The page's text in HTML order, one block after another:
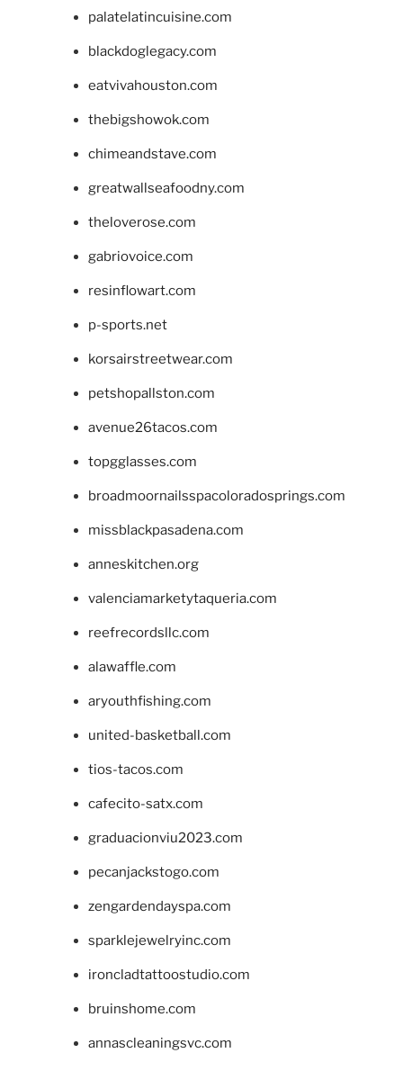
palatelatincuisine.com
blackdoglegacy.com
eatvivahouston.com
thebigshowok.com
chimeandstave.com
greatwallseafoodny.com
theloverose.com
gabriovoice.com
resinflowart.com
p-sports.net
korsairstreetwear.com
petshopallston.com
avenue26tacos.com
topgglasses.com
broadmoornailsspacoloradosprings.com
missblackpasadena.com
anneskitchen.org
valenciamarketytaqueria.com
reefrecordsllc.com
alawaffle.com
aryouthfishing.com
united-basketball.com
tios-tacos.com
cafecito-satx.com
graduacionviu2023.com
pecanjackstogo.com
zengardendayspa.com
sparklejewelryinc.com
ironcladtattoostudio.com
bruinshome.com
annascleaningsvc.com